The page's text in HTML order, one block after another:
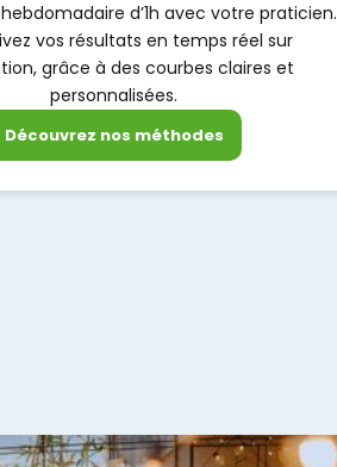
d’1h avec votre praticien.
vos résultats en temps réel sur
grâce à des courbes claires et
personnalisées.
Découvrez nos méthodes